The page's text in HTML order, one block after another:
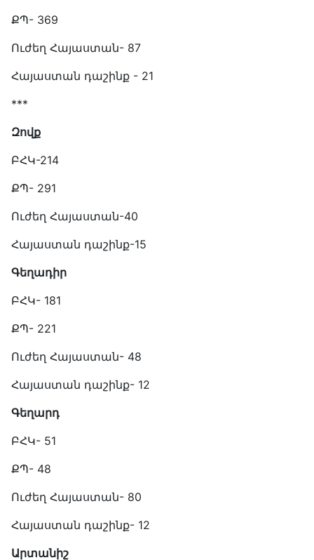
ՔՊ- 369
Ուժեղ Հայաստան- 87
Հայաստան դաշինք - 21
***
Զովք
ԲՀԿ-214
ՔՊ- 291
Ուժեղ Հայաստան-40
Հայաստան դաշինք-15
Գեղադիր
ԲՀԿ- 181
ՔՊ- 221
Ուժեղ Հայաստան- 48
Հայաստան դաշինք- 12
Գեղարդ
ԲՀԿ- 51
ՔՊ- 48
Ուժեղ Հայաստան- 80
Հայաստան դաշինք- 12
Արտանիշ